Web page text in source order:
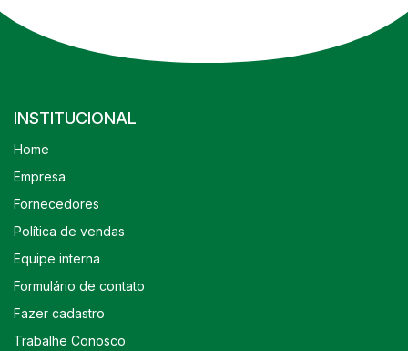
INSTITUCIONAL
Home
Empresa
Fornecedores
Política de vendas
Equipe interna
Formulário de contato
Fazer cadastro
Trabalhe Conosco